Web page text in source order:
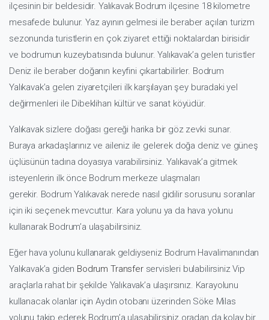
ilçesinin bir beldesidir. Yalıkavak Bodrum ilçesine 18 kilometre
mesafede bulunur. Yaz ayının gelmesi ile beraber açılan turizm
sezonunda turistlerin en çok ziyaret ettiği noktalardan birisidir
ve bodrumun kuzeybatısında bulunur. Yalıkavak’a gelen turistler
Deniz ile beraber doğanın keyfini çıkartabilirler. Bodrum
Yalıkavak’a gelen ziyaretçileri ilk karşılayan şey buradaki yel
değirmenleri ile Dibeklihan kültür ve sanat köyüdür.
Yalıkavak sizlere doğası gereği harika bir göz zevki sunar.
Buraya arkadaşlarınız ve aileniz ile gelerek doğa deniz ve güneş
üçlüsünün tadına doyasıya varabilirsiniz. Yalıkavak’a gitmek
isteyenlerin ilk önce Bodrum merkeze ulaşmaları
gerekir. Bodrum Yalıkavak nerede nasıl gidilirsorusunu soranlar
için iki seçenek mevcuttur. Kara yolunu ya da hava yolunu
kullanarak Bodrum’a ulaşabilirsiniz.
Eğer hava yolunu kullanarak geldiyseniz Bodrum Havalimanından
Yalıkavak’a giden Bodrum Transferservisleri bulabilirsiniz Vip
araçlarla rahat bir şekilde Yalıkavak’a ulaşırsınız. Karayolunu
kullanacak olanlar için Aydın otobanı üzerinden Söke Milas
yolunu takip ederek Bodrum’a ulaşabilirsiniz oradan da kolay bir